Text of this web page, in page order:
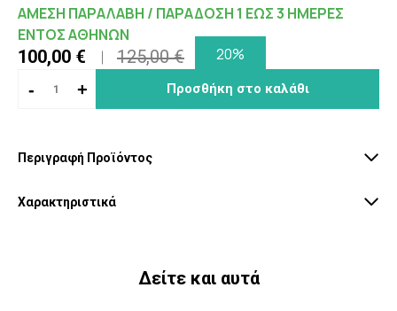
ΑΜΕΣΗ ΠΑΡΑΛΑΒΗ / ΠΑΡΑΔΟΣΗ 1 ΕΩΣ 3 ΗΜΕΡΕΣ
ΕΝΤΟΣ ΑΘΗΝΩΝ
100,00 € 125,00 €
20%
-
+ Προσθήκη στο καλάθι
Περιγραφή Προϊόντος
Χαρακτηριστικά
Δείτε και αυτά